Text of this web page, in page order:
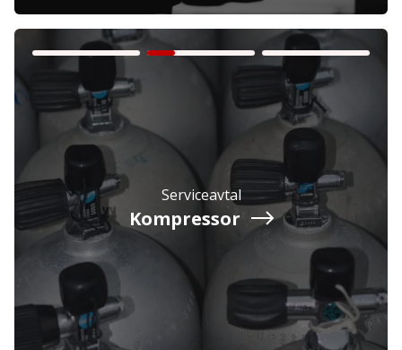
Serviceavtal
Kompressor